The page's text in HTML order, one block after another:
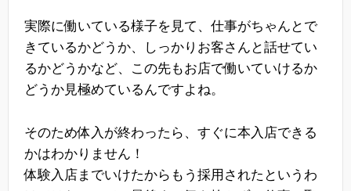
実際に働いている様子を見て、仕事がちゃんとで
きているかどうか、しっかりお客さんと話せてい
るかどうかなど、この先もお店で働いていけるか
どうか見極めているんですよね。
そのため体入が終わったら、すぐに本入店できる
かはわかりません！
体験入店までいけたからもう採用されたというわ